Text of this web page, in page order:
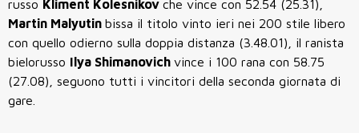
russo Kliment Kolesnikov che vince con 52.54 (25.31),
Martin Malyutin bissa il titolo vinto ieri nei 200 stile libero
con quello odierno sulla doppia distanza (3.48.01), il ranista
bielorusso Ilya Shimanovich vince i 100 rana con 58.75
(27.08), seguono tutti i vincitori della seconda giornata di
gare.